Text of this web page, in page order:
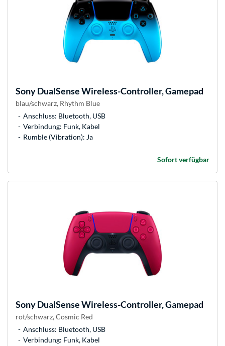
SonyDualSense Wireless-Controller, Gamepad
blau/schwarz, Rhythm Blue
Anschluss: Bluetooth, USB
Verbindung: Funk, Kabel
Rumble (Vibration): Ja
Sofort verfügbar
SonyDualSense Wireless-Controller, Gamepad
rot/schwarz, Cosmic Red
Anschluss: Bluetooth, USB
Verbindung: Funk, Kabel